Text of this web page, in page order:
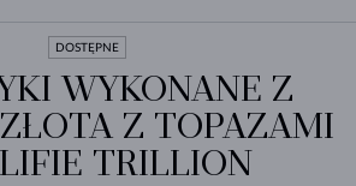
DOSTĘPNE
WYKONANE Z
Z TOPAZAMI
TRILLION